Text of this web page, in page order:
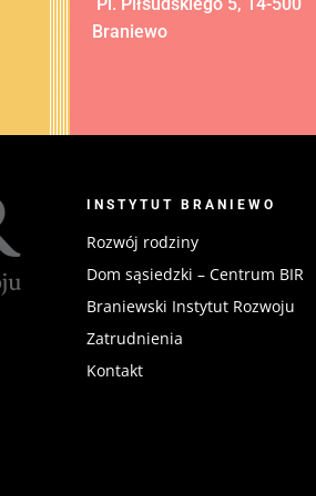
Pl. Piłsudskiego 5, 14-500
Braniewo
INSTYTUT BRANIEWO
Rozwój rodziny
Dom sąsiedzki – Centrum BIR
Braniewski Instytut Rozwoju
Zatrudnienia
Kontakt